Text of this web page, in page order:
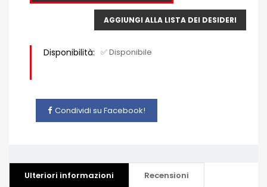
AGGIUNGI ALLA LISTA DEI DESIDERI
Disponibilità: ✅ Disponibile
Condividi su Facebook!
Ulteriori informazioni Recensioni